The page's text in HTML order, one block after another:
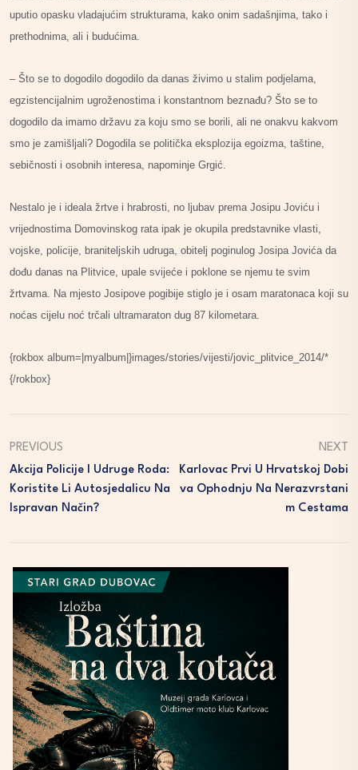
uputio opasku vladajućim strukturama, kako onim sadašnjima, tako i
prethodnima, ali i budućima.
– Što se to dogodilo dogodilo da danas živimo u stalim podjelama,
egzistencijalnim ugroženostima i konstantnom beznađu? Što se to
dogodilo da imamo državu za koju smo se borili, ali ne onakvu kakvom
smo je zamišljali? Dogodila se politička eksplozija egoizma, taštine,
sebičnosti i osobnih interesa, napominje Grgić.
Nestalo je i ideala žrtve i hrabrosti, no ljubav prema Josipu Joviću i
vrijednostima Domovinskog rata ipak je okupila predstavnike vlasti,
vojske, policije, braniteljskih udruga, obitelj poginulog Josipa Jovića da
dođu danas na Plitvice, upale svijeće i poklone se njemu te svim
žrtvama. Na mjesto Josipove pogibije stiglo je i osam maratonaca koji su
noćas cijelu noć trčali ultramaraton dug 87 kilometara.
{rokbox album=|myalbum|}images/stories/vijesti/jovic_plitvice_2014/*
{/rokbox}
PREVIOUS
Akcija Policije I Udruge Roda:
Koristite Li Autosjedalicu Na
Ispravan Način?
NEXT
Karlovac Prvi U Hrvatskoj Dobi
Va Ophodnju Na Nerazvrstani
M Cestama